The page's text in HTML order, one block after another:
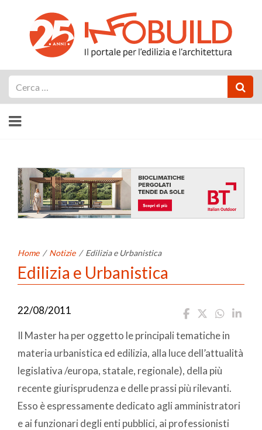
Home / Notizie / Edilizia e Urbanistica
Edilizia e Urbanistica
22/08/2011
Il Master ha per oggetto le principali tematiche in
materia urbanistica ed edilizia, alla luce dell’attualità
legislativa /europa, statale, regionale), della più
recente giurisprudenza e delle prassi più rilevanti.
Esso è espressamente dedicato agli amministratori
e ai funzionari degli enti pubblici, ai professionisti